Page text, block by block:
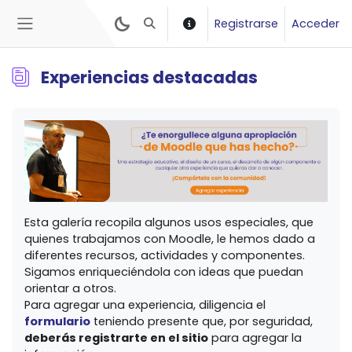
Selector de búsqueda de entrada
Registrarse Acceder
Experiencias destacadas
Esta galería recopila algunos usos especiales, que
quienes trabajamos con Moodle, le hemos dado a
diferentes recursos, actividades y componentes.
Sigamos enriqueciéndola con ideas que puedan
orientar a otros.
Para agregar una experiencia, diligencia el
formulario teniendo presente que, por seguridad,
deberás registrarte en el sitio para agregar la